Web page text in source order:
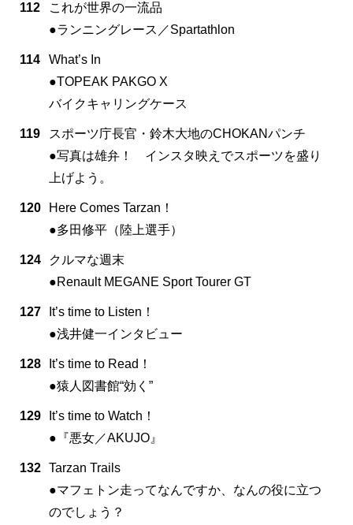
112
これが世界の一流品
●ランニングレース／Spartathlon
114
What’s In
●TOPEAK PAKGO X
バイクキャリングケース
119
スポーツ庁長官・鈴木大地のCHOKANパンチ
●写真は雄弁！ インスタ映えでスポーツを盛り
上げよう。
120
Here Comes Tarzan！
●多田修平（陸上選手）
124
クルマな週末
●Renault MEGANE Sport Tourer GT
127
It’s time to Listen！
●浅井健一インタビュー
128
It’s time to Read！
●猿人図書館“効く”
129
It’s time to Watch！
●『悪女／AKUJO』
132 Tarzan Trails
●マフェトン走ってなんですか、なんの役に立つ
のでしょう？